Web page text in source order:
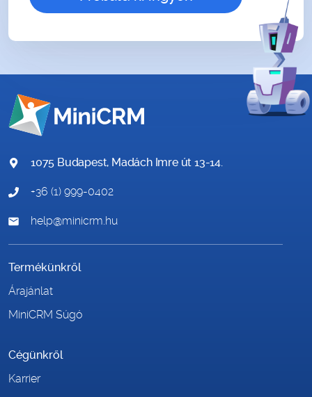
1075 Budapest, Madách Imre út 13-14.
+36 (1) 999-0402
help@minicrm.hu
Termékünkről
Árajánlat
MiniCRM Súgó
Cégünkről
Karrier